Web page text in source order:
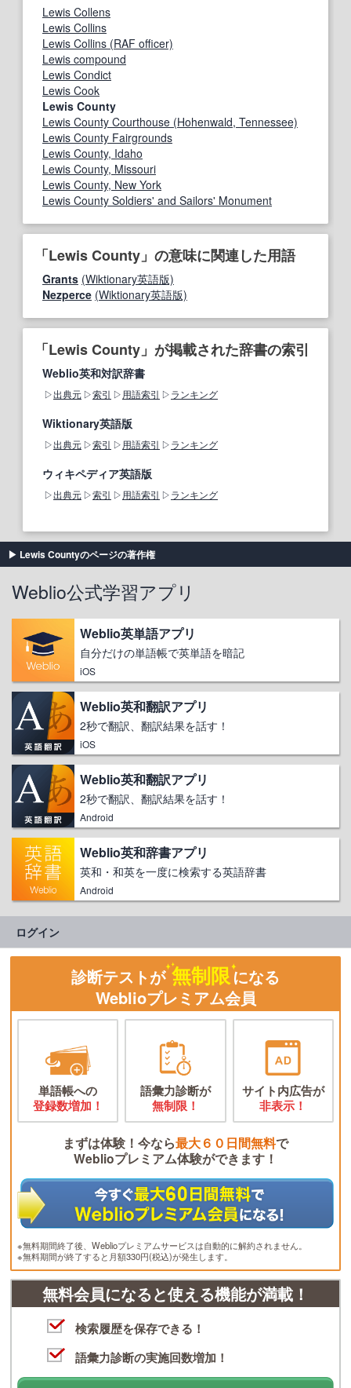
Lewis Collens
Lewis Collins
Lewis Collins (RAF officer)
Lewis compound
Lewis Condict
Lewis Cook
Lewis County
Lewis County Courthouse (Hohenwald, Tennessee)
Lewis County Fairgrounds
Lewis County, Idaho
Lewis County, Missouri
Lewis County, New York
Lewis County Soldiers' and Sailors' Monument
「Lewis County」の意味に関連した用語
Grants (Wiktionary英語版)
Nezperce (Wiktionary英語版)
「Lewis County」が掲載された辞書の索引
Weblio英和対訳辞書
出典元 索引 用語索引 ランキング
Wiktionary英語版
出典元 索引 用語索引 ランキング
ウィキペディア英語版
出典元 索引 用語索引 ランキング
Lewis Countyのページの著作権
Weblio公式学習アプリ
Weblio英単語アプリ
自分だけの単語帳で英単語を暗記
iOS
Weblio英和翻訳アプリ
2秒で翻訳、翻訳結果を話す！
iOS
Weblio英和翻訳アプリ
2秒で翻訳、翻訳結果を話す！
Android
Weblio英和辞書アプリ
英和・和英を一度に検索する英語辞書
Android
ログイン
診断テストが 無制限になる
Weblioプレミアム会員
単語帳への
登録数増加！
語彙力診断が
無制限！
サイト内広告が
非表示！
まずは体験！今なら最大６０日間無料で
Weblioプレミアム体験ができます！
※無料期間終了後、Weblioプレミアムサービスは自動的に解約されません。
※無料期間が終了すると月額330円(税込)が発生します。
無料会員になると使える機能が満載！
検索履歴を保存できる！
語彙力診断の実施回数増加！